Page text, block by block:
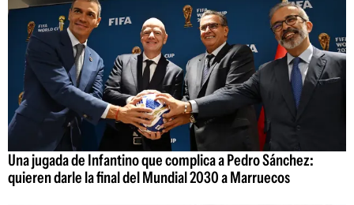
Una jugada de Infantino que complica a Pedro Sánchez:
quieren darle la final del Mundial 2030 a Marruecos